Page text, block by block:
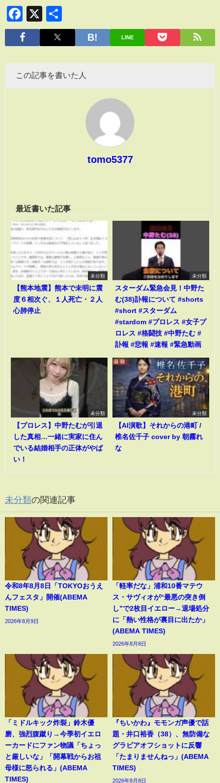
Facebook
X
有
LINE
この記事を書いた人
tomo5377
最近書いた記事
未分類
【熊本地震】熊本で未明に震
度６相次ぐ、１人死亡・２人
心肺停止
未分類
スターダム緊急会見！中野た
む(38)訃報について #shorts
#short #スターダム
#stardom #プロレス #女子プ
ロレス #格闘技 #中野たむ #
訃報 #悲報 #速報 #緊急動画
未分類
【プロレス】中野たむが引退
した真相…一緒に実家に住ん
でいる結婚相手の正体がやば
い！
未分類
【AI演歌】それからの港町 /
椎名佐千子 cover by 朝霧れ
な
未分類の関連記事
令和8年8月8日「TOKYOおうえ
んフェスタ」開催(ABEMA
TIMES)
2026年8月9日
「軽率だな」浦和10番マテウ
ス・サヴィオが“最悪の突き倒
し”で2枚目イエロー→退場処分
に「熱い性格が裏目に出たか」
(ABEMA TIMES)
2026年8月8日
「ミドルキック炸裂」鈴木優
磨、強烈腹蹴り→今季初イエロ
ーカードにファン物議「ちょっ
と厳しいな」「開幕戦からお祖
母様に怒られる」(ABEMA
TIMES)
『ちいかわ』モモンガ声優で話
題・井口裕香（38）、無防備な
グラビアオフショットに反響
「たまりませんねっ」(ABEMA
TIMES)
2026年8月8日